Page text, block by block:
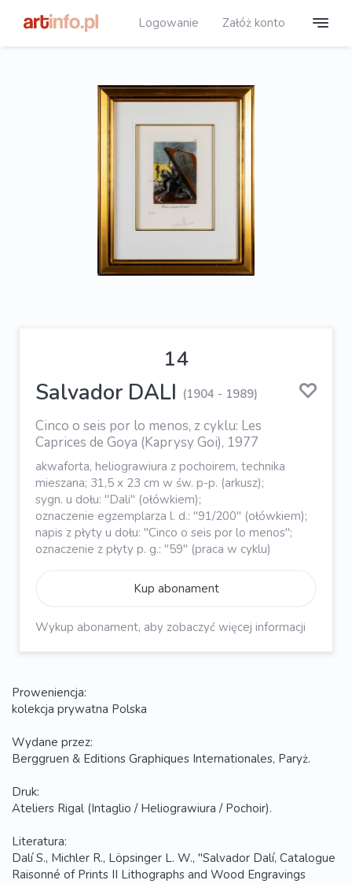
Logowanie Załóż konto
14
Salvador DALI (1904 - 1989)
Cinco o seis por lo menos, z cyklu: Les
Caprices de Goya (Kaprysy Goi), 1977
akwaforta, heliograwiura z pochoirem, technika
mieszana; 31,5 x 23 cm w św. p-p. (arkusz);
sygn. u dołu: "Dali" (ołówkiem);
oznaczenie egzemplarza l. d.: "91/200" (ołówkiem);
napis z płyty u dołu: "Cinco o seis por lo menos";
oznaczenie z płyty p. g.: "59" (praca w cyklu)
Kup abonament
Wykup abonament, aby zobaczyć więcej informacji
Proweniencja:
kolekcja prywatna Polska
Wydane przez:
Berggruen & Editions Graphiques Internationales, Paryż.
Druk:
Ateliers Rigal (Intaglio / Heliograwiura / Pochoir).
Literatura:
Dalí S., Michler R., Löpsinger L. W., "Salvador Dalí, Catalogue
Raisonné of Prints II Lithographs and Wood Engravings